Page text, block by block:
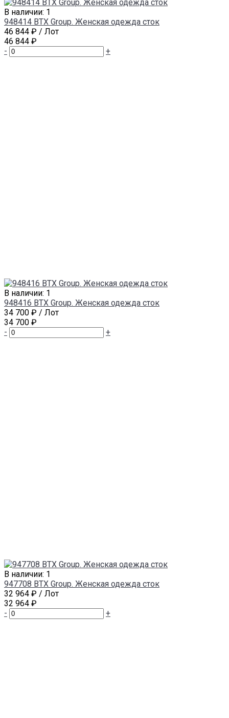
В наличии: 1
948414 BTX Group. Женская одежда сток
46 844 ₽ / Лот
46 844 ₽
-
+
В наличии: 1
948416 BTX Group. Женская одежда сток
34 700 ₽ / Лот
34 700 ₽
-
+
В наличии: 1
947708 BTX Group. Женская одежда сток
32 964 ₽ / Лот
32 964 ₽
-
+